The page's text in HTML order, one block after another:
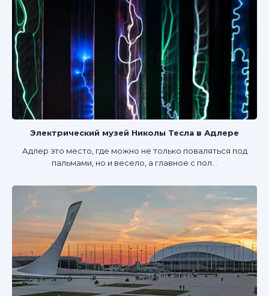
Электрический музей Николы Тесла в Адлере
Адлер это место, где можно не только поваляться под
пальмами, но и весело, а главное с пол...